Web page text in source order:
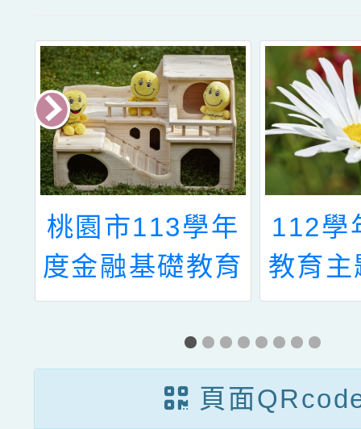
桃園市113學年
度金融基礎教育
教學行動方案徵
112學
教育
程「
(高
頁面